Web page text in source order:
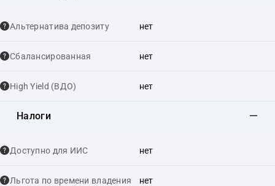
Альтернатива депозиту нет
Сбалансированная нет
High Yield (ВДО) нет
Налоги
Доступно для ИИС нет
Льгота по времени владения нет